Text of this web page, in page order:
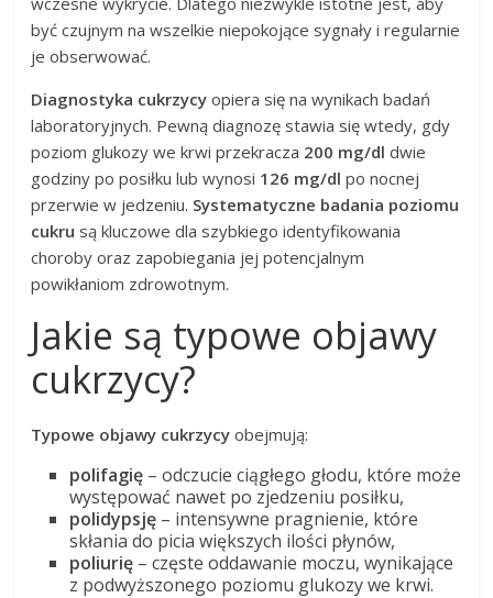
być czujnym na wszelkie niepokojące sygnały i regularnie
je obserwować.
Diagnostyka cukrzycy opiera się na wynikach badań
laboratoryjnych. Pewną diagnozę stawia się wtedy, gdy
poziom glukozy we krwi przekracza 200 mg/dl dwie
godziny po posiłku lub wynosi 126 mg/dl po nocnej
przerwie w jedzeniu. Systematyczne badania poziomu
cukru są kluczowe dla szybkiego identyfikowania
choroby oraz zapobiegania jej potencjalnym
powikłaniom zdrowotnym.
Jakie są typowe objawy
cukrzycy?
Typowe objawy cukrzycy obejmują:
polifagię – odczucie ciągłego głodu, które może
występować nawet po zjedzeniu posiłku,
polidypsję – intensywne pragnienie, które
skłania do picia większych ilości płynów,
poliurię – częste oddawanie moczu, wynikające
z podwyższonego poziomu glukozy we krwi.